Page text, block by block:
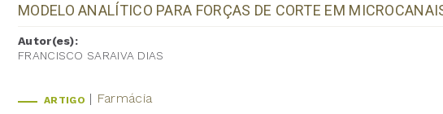
MODELO ANALÍTICO PARA FORÇAS DE CORTE EM
Autor(es):
FRANCISCO SARAIVA DIAS
ARTIGO Farmácia